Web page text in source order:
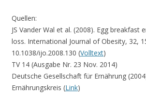
Quellen:
JS Vander Wal et al. (2008). Egg breakfast
loss. International Journal of Obesity, 32,
10.1038/ijo.2008.130 (Volltext)
TV 14 (Ausgabe Nr. 23 Nov. 2014)
Deutsche Gesellschaft für Ernährung
Ernährungskreis (Link)